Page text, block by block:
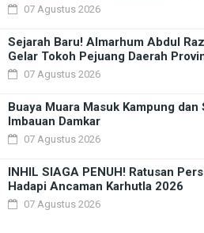
07 Agustus 2026
Sejarah Baru! Almarhum Abdul
Gelar Tokoh Pejuang Daerah
07 Agustus 2026
Buaya Muara Masuk Kampung dan
Imbauan Damkar
07 Agustus 2026
INHIL SIAGA PENUH! Ratusan
Hadapi Ancaman Karhutla 2026
07 Agustus 2026